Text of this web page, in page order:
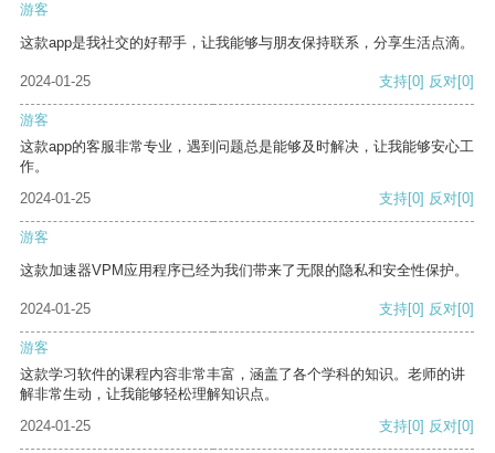
游客
这款app是我社交的好帮手，让我能够与朋友保持联系，分享生活点滴。
2024-01-25 支持[0] 反对[0]
游客
这款app的客服非常专业，遇到问题总是能够及时解决，让我能够安心工
作。
2024-01-25
支持[0] 反对[0]
游客
这款加速器VPM应用程序已经为我们带来了无限的隐私和安全性保护。
2024-01-25 支持[0] 反对[0]
游客
这款学习软件的课程内容非常丰富，涵盖了各个学科的知识。老师的讲
解非常生动，让我能够轻松理解知识点。
2024-01-25
支持[0] 反对[0]